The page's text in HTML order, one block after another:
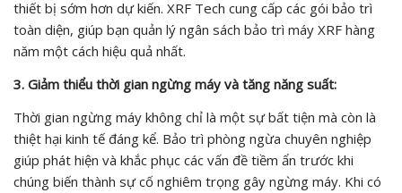
thiết bị sớm hơn dự kiến. XRF Tech cung cấp các gói bảo trì
toàn diện, giúp bạn quản lý ngân sách bảo trì máy XRF hàng
năm một cách hiệu quả nhất.
3. Giảm thiểu thời gian ngừng máy và tăng năng suất:
Thời gian ngừng máy không chỉ là một sự bất tiện mà còn là
thiệt hại kinh tế đáng kể. Bảo trì phòng ngừa chuyên nghiệp
giúp phát hiện và khắc phục các vấn đề tiềm ẩn trước khi
chúng biến thành sự cố nghiêm trọng gây ngừng máy. Khi có